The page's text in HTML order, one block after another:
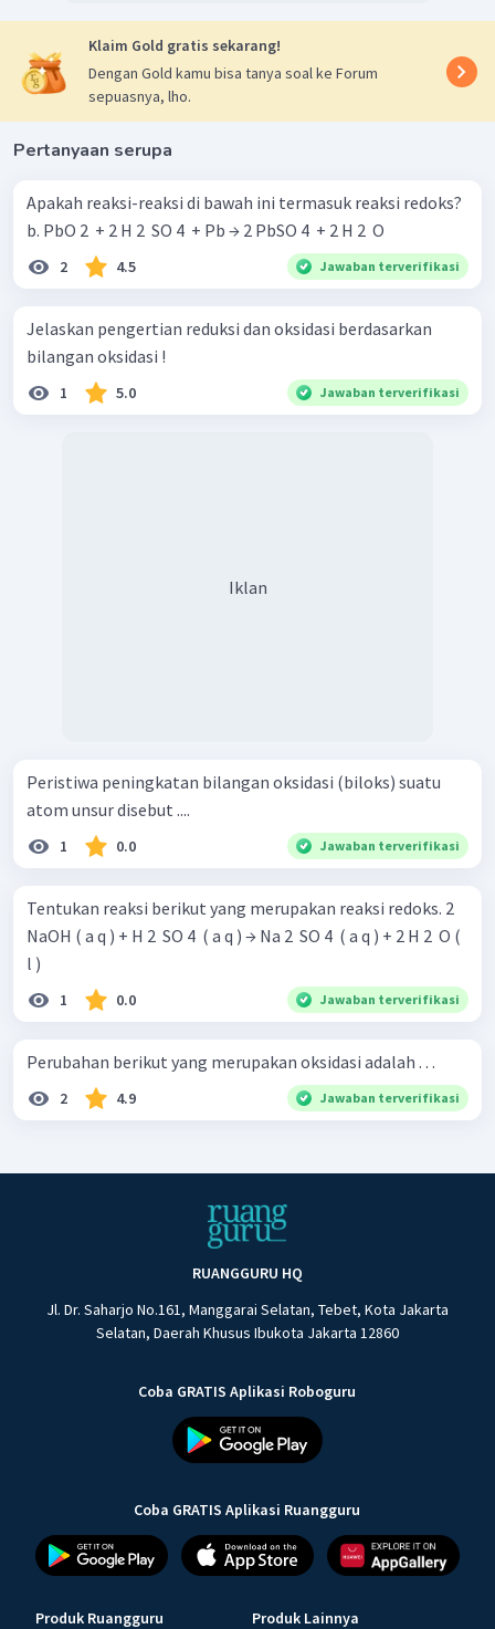
Klaim Gold gratis sekarang!
Dengan Gold kamu bisa tanya soal ke Forum
sepuasnya, lho.
Pertanyaan serupa
Apakah reaksi-reaksi di bawah ini termasuk reaksi redoks?
b. PbO 2 ​ + 2 H 2 ​ SO 4 ​ + Pb → 2 PbSO 4 ​ + 2 H 2 ​ O
2 4.5 Jawaban terverifikasi
Jelaskan pengertian reduksi dan oksidasi berdasarkan
bilangan oksidasi !
1 5.0 Jawaban terverifikasi
Iklan
Peristiwa peningkatan bilangan oksidasi (biloks) suatu
atom unsur disebut ....
1 0.0 Jawaban terverifikasi
Tentukan reaksi berikut yang merupakan reaksi redoks. 2
NaOH ( a q ) + H 2 ​ SO 4 ​ ( a q ) → Na 2 ​ SO 4 ​ ( a q ) + 2 H 2 ​ O (
l )
1 0.0 Jawaban terverifikasi
Perubahan berikut yang merupakan oksidasi adalah . . .
2 4.9 Jawaban terverifikasi
RUANGGURU HQ
Jl. Dr. Saharjo No.161, Manggarai Selatan, Tebet, Kota Jakarta
Selatan, Daerah Khusus Ibukota Jakarta 12860
Coba GRATIS Aplikasi Roboguru
Coba GRATIS Aplikasi Ruangguru
Produk Ruangguru Produk Lainnya